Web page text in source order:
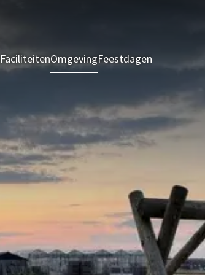
FaciliteitenOmgevingFeestdagen Kamers &